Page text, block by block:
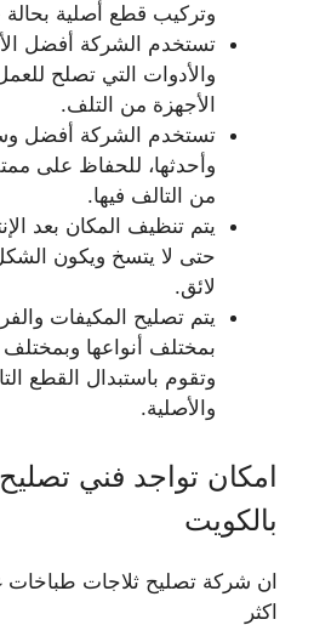
وتركيب قطع أصلية بحالة
تستخدم الشركة أفضل
والأدوات التي تصلح
الأجهزة من التلف.
تستخدم الشركة أفضل
وأحدثها، للحفاظ على
من التالف فيها.
يتم تنظيف المكان بعد
حتى لا يتسخ ويكون الشكل
لائق.
يتم تصليح المكيفات
بمختلف أنواعها وبمختلف
وتقوم باستبدال القطع
والأصلية.
امكان تواجد فني
بالكويت
ان شركة تصليح ثلاجات طباخات
اكثر